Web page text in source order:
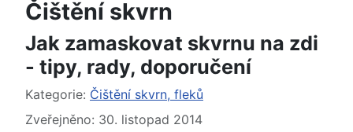
Čištění skvrn
Jak zamaskovat skvrnu na zdi
- tipy, rady, doporučení
Základní údaje
Kategorie: Čištění skvrn, fleků
Zveřejněno: 30. listopad 2014